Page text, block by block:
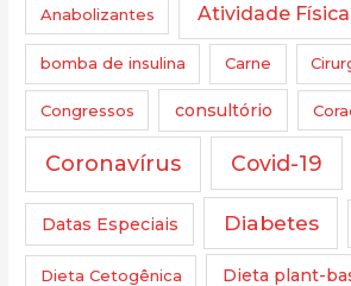
Anabolizantes Atividade Física
bomba de insulina Carne
Congressos consultório
Coronavírus Covid-19
Datas Especiais Diabetes
Dieta Cetogênica Dieta plant-